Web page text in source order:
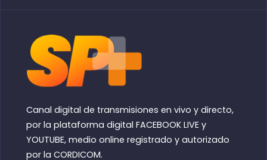
Canal digital de transmisiones en vivo y directo,
por la plataforma digital FACEBOOK LIVE y
YOUTUBE, medio online registrado y autorizado
por la CORDICOM.